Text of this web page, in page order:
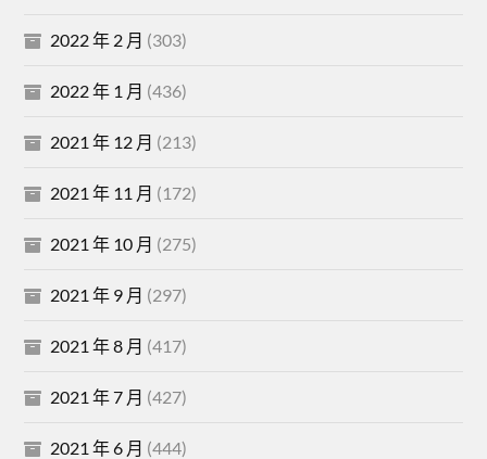
2022 年 2 月 (303)
2022 年 1 月 (436)
2021 年 12 月 (213)
2021 年 11 月 (172)
2021 年 10 月 (275)
2021 年 9 月 (297)
2021 年 8 月 (417)
2021 年 7 月 (427)
2021 年 6 月 (444)